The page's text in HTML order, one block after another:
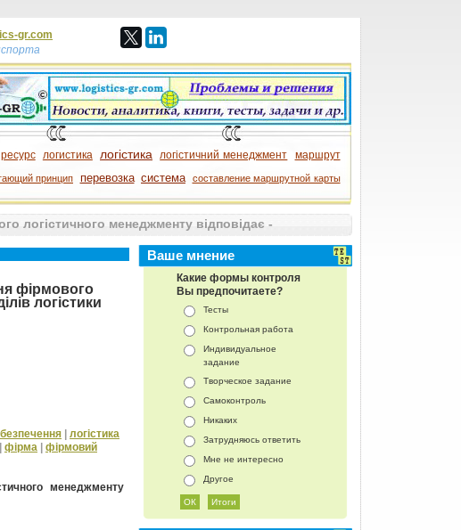
gr.com
логистика логістика логістичний менеджмент маршрут
принцип перевозка система составление маршрутной карты
логістичного менеджменту відповідає -
фірмового
логістики
логістика
фірма
фірмовий
менеджменту
Ваше мнение
Какие формы контроля
Вы предпочитаете?
Тесты
Контрольная работа
Индивидуальное
задание
Творческое задание
Самоконтроль
Никаких
Затрудняюсь ответить
Мне не интересно
Другое